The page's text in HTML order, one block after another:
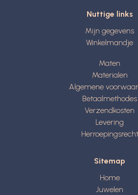
Nuttige links
Mijn gegevens
Winkelmandje
Maten
Materialen
Algemene
Betaalmethodes
Verzendkosten
Levering
Herroepingsrecht
Sitemap
Home
Juwelen